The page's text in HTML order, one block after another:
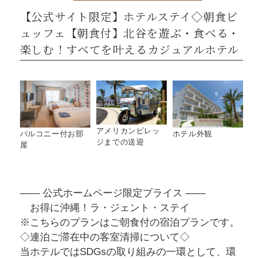
【公式サイト限定】ホテルステイ◇朝食ビ
ュッフェ【朝食付】北谷を遊ぶ・食べる・
楽しむ！すべてを叶えるカジュアルホテル
バルコニー付お部
屋
アメリカンビレッ
ジまでの送迎
ホテル外観
―― 公式ホームページ限定プライス ――
お得に沖縄！ラ・ジェント・ステイ
※こちらのプランはご朝食付の宿泊プランです。
◇連泊ご滞在中の客室清掃について◇
当ホテルではSDGsの取り組みの一環として、環